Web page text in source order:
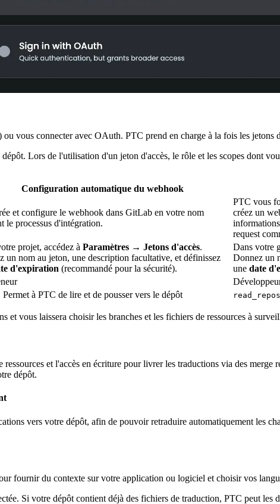
vous connecter avec OAuth. PTC prend en charge à la fois les jetons
Lors de l'utilisation d'un jeton d'accès, le rôle et les scopes dont
Configuration automatique du webhook
et configure le webhook dans GitLab en votre nom
le processus d'intégration.
PTC vous
créez un
request
projet, accédez à Paramètres → Jetons d'accès.
un nom au jeton, une description facultative, et définissez
d'expiration (recommandé pour la sécurité).
Dans votre
Donnez un
une date
à PTC de lire et de pousser vers le dépôt
vous laissera choisir les branches et les fichiers de ressources à
et l'accès en écriture pour livrer les traductions via des
dépôt.
vers votre dépôt, afin de pouvoir retraduire automatiquement les
fournir du contexte sur votre application ou logiciel et choisir vos
Si votre dépôt contient déjà des fichiers de traduction, PTC peut les